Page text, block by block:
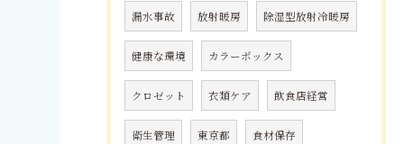
漏水事故 放射暖房 除湿型放射冷暖房
健康な環境 カラーボックス
クロゼット 衣類ケア 飲食店経営
衛生管理 東京都 食材保存